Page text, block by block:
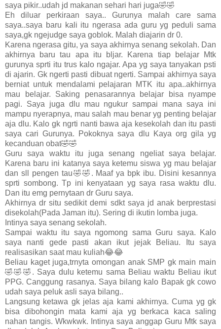
saya pikir..udah jd makanan sehari hari juga🤣🤣
Eh diluar perkiraan saya.. Gurunya malah care sama
saya..saya baru kali itu ngerasa ada guru yg peduli sama
saya,gk ngejudge saya goblok. Malah diajarin dr 0.
Karena ngerasa gitu, ya saya akhirnya senang sekolah. Dan
akhirnya baru tau apa itu bljar. Karena tiap belajar Mtk
gurunya sprti itu trus kalo ngajar. Apa yg saya tanyakan psti
di ajarin. Gk ngerti pasti dibuat ngerti. Sampai akhirnya saya
berniat untuk mendalami pelajaran MTK itu apa..akhirnya
mau belajar. Saking penasarannya belajar bisa nyampe
pagi. Saya juga dlu mau ngukur sampai mana saya ini
mampu nyerapnya, mau salah mau benar yg penting belajar
aja dlu. Kalo gk ngrti nanti bawa aja kesekolah dan itu pasti
saya cari Gurunya. Pokoknya saya dlu Kaya org gila yg
kecanduan obat🤣🤣
Guru saya waktu itu juga senang ngeliat saya belajar.
Karena baru ini katanya saya ketemu siswa yg mau belajar
dan sll pengen tau🤣🤣. Maaf ya bpk ibu. Disini kesannya
sprti sombong. Tp ini kenyataan yg saya rasa waktu dlu.
Dan itu emg pernytaan dr Guru saya.
Akhirnya dr situ sedikit demi sdkt saya jd anak berprestasi
disekolah(Pada Jaman itu). Sering di ikutin lomba juga.
Intinya saya senang sekolah.
Sampai waktu itu saya ngomong sama Guru saya. Kalo
saya nanti gede pasti akan ikut jejak Beliau. Itu saya
realisasikan saat mau kuliah😂😂
Beliau kaget juga,trnyta omongan anak SMP gk main main
🤣🤣🤣. Saya dulu ketemu sama Beliau waktu Beliau ikut
PPG. Canggung rasanya. Saya bilang kalo Bapak gk cowo
udah saya peluk asli saya bilang..
Langsung ketawa gk jelas aja kami akhirnya. Cuma yg gk
bisa dibohongin mata kami aja yg berkaca kaca saling
nahan tangis. Wkwkwk. Intinya saya anggap Guru Mtk saya